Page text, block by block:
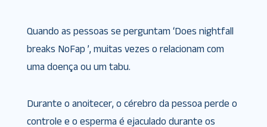
Quando as pessoas se perguntam ‘Does nightfall
breaks NoFap ’, muitas vezes o relacionam com
uma doença ou um tabu.
Durante o anoitecer, o cérebro da pessoa perde o
controle e o esperma é ejaculado durante os